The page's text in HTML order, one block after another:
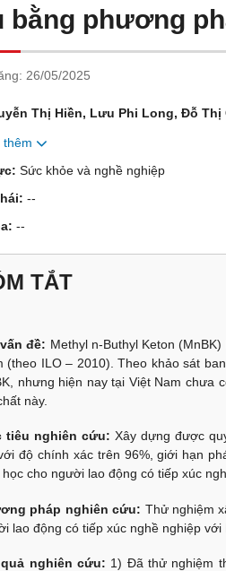
bằng phương
26/05/2025
Thị Hiền, Lưu Phi Long, Đỗ
thêm
Sức khỏe và nghề nghiệp
--
--
TẮT
đề: Methyl n-Buthyl Keton
(theo ILO – 2010). Theo khảo sát
nhưng hiện nay tại Việt Nam chưa
này.
tiêu nghiên cứu: Xây dựng được
độ chính xác trên 96%, giới hạn
học cho người lao động có tiếp xúc
pháp nghiên cứu: Thử nghiệm
lao động có tiếp xúc nghề nghiệp với
nghiên cứu: 1) Đã thử nghiệm